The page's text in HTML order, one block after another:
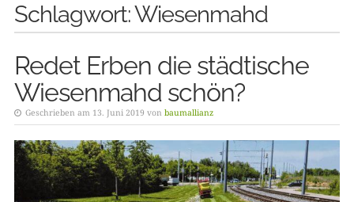
Schlagwort:Wiesenmahd
Redet Erben die städtische
Wiesenmahd schön?
Geschrieben am 13. Juni 2019 von baumallianz